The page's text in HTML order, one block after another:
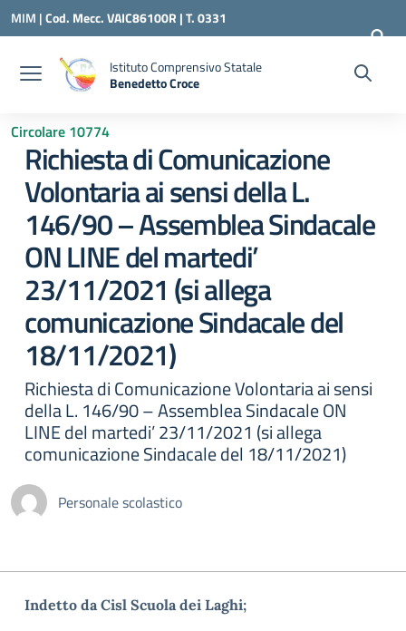
Vai ai contenuti
Vai al menu di navigazione
Vai al footer
MIM |Cod. Mecc. VAIC86100R | T. 0331
240260 | VAIC86100R@ISTRUZIONE.IT
Istituto Comprensivo Statale
Benedetto Croce
Circolare 10774
Richiesta di Comunicazione
Volontaria ai sensi della L.
146/90 – Assemblea Sindacale
ON LINE del martedi’
23/11/2021 (si allega
comunicazione Sindacale del
18/11/2021)
Richiesta di Comunicazione Volontaria ai sensi
della L. 146/90 – Assemblea Sindacale ON
LINE del martedi’ 23/11/2021 (si allega
comunicazione Sindacale del 18/11/2021)
Personale scolastico
Indetto da Cisl Scuola dei Laghi;